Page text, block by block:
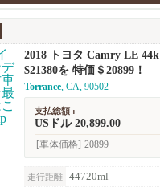
2018 トヨタ Camry LE
$21380を 特価＄20899！
Torrance, CA, 90502
支払総額 :
USドル 20,899.00
[車体価格] 20899
走行距離 44720ml